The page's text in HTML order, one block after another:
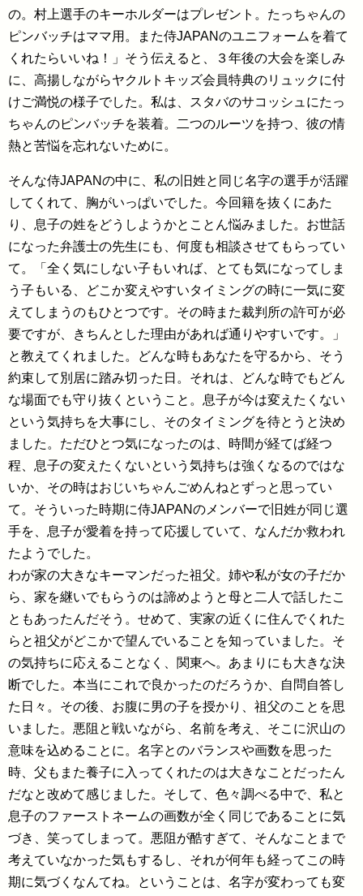
の。村上選手のキーホルダーはプレゼント。たっちゃんの
ピンバッチはママ用。また侍JAPANのユニフォームを着て
くれたらいいね！」そう伝えると、３年後の大会を楽しみ
に、高揚しながらヤクルトキッズ会員特典のリュックに付
けご満悦の様子でした。私は、スタバのサコッシュにたっ
ちゃんのピンバッチを装着。二つのルーツを持つ、彼の情
熱と苦悩を忘れないために。
そんな侍JAPANの中に、私の旧姓と同じ名字の選手が活躍
してくれて、胸がいっぱいでした。今回籍を抜くにあた
り、息子の姓をどうしようかとことん悩みました。お世話
になった弁護士の先生にも、何度も相談させてもらってい
て。「全く気にしない子もいれば、とても気になってしま
う子もいる、どこか変えやすいタイミングの時に一気に変
えてしまうのもひとつです。その時また裁判所の許可が必
要ですが、きちんとした理由があれば通りやすいです。」
と教えてくれました。どんな時もあなたを守るから、そう
約束して別居に踏み切った日。それは、どんな時でもどん
な場面でも守り抜くということ。息子が今は変えたくない
という気持ちを大事にし、そのタイミングを待とうと決め
ました。ただひとつ気になったのは、時間が経てば経つ
程、息子の変えたくないという気持ちは強くなるのではな
いか、その時はおじいちゃんごめんねとずっと思ってい
て。そういった時期に侍JAPANのメンバーで旧姓が同じ選
手を、息子が愛着を持って応援していて、なんだか救われ
たようでした。
わが家の大きなキーマンだった祖父。姉や私が女の子だか
ら、家を継いでもらうのは諦めようと母と二人で話したこ
ともあったんだそう。せめて、実家の近くに住んでくれた
らと祖父がどこかで望んでいることを知っていました。そ
の気持ちに応えることなく、関東へ。あまりにも大きな決
断でした。本当にこれで良かったのだろうか、自問自答し
た日々。その後、お腹に男の子を授かり、祖父のことを思
いました。悪阻と戦いながら、名前を考え、そこに沢山の
意味を込めることに。名字とのバランスや画数を思った
時、父もまた養子に入ってくれたのは大きなことだったん
だなと改めて感じました。そして、色々調べる中で、私と
息子のファーストネームの画数が全く同じであることに気
づき、笑ってしまって。悪阻が酷すぎて、そんなことまで
考えていなかった気もするし、それが何年も経ってこの時
期に気づくなんてね。ということは、名字が変わっても変